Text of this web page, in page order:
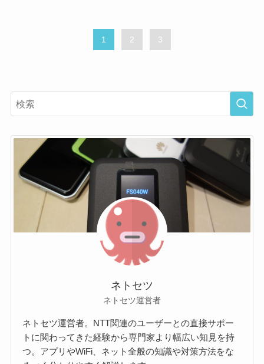
1 2 3
ネトセツ
ネトセツ運営者
ネトセツ運営者。NTT関連のユーザーとの直接サポー
トに関わってきた経験から専門家より幅広い知見を持
つ。アプリやWiFi、ネット全般の知識や対策方法をな